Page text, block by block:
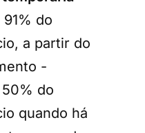
91% do
a partir do
-
do
quando há